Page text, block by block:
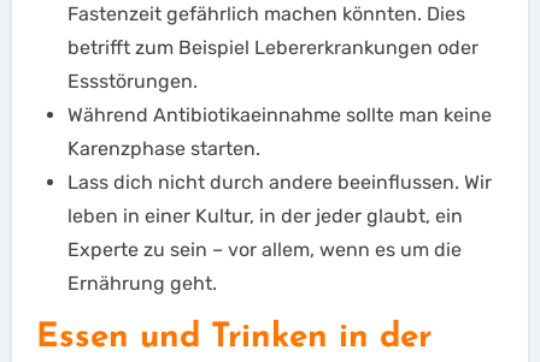
Fastenzeit gefährlich machen könnten. Dies
betrifft zum Beispiel Lebererkrankungen oder
Essstörungen.
Während Antibiotikaeinnahme sollte man keine
Karenzphase starten.
Lass dich nicht durch andere beeinflussen. Wir
leben in einer Kultur, in der jeder glaubt, ein
Experte zu sein – vor allem, wenn es um die
Ernährung geht.
Essen und Trinken in der